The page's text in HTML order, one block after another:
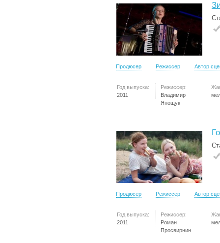
Продюсер Режиссер Автор
Год выпуска:
2011
Режиссер:
Владимир
Янощук
Продюсер Режиссер Автор
Год выпуска:
2011
Режиссер:
Роман
Просвирнин